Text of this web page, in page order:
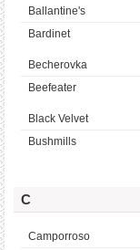
Ballantine's
Bardinet
Becherovka
Beefeater
Black Velvet
Bushmills
C
Camporroso